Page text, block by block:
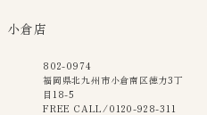
小倉店
802-0974
福岡県北九州市小倉南区徳力3丁
目18-5
FREE CALL/0120-928-311